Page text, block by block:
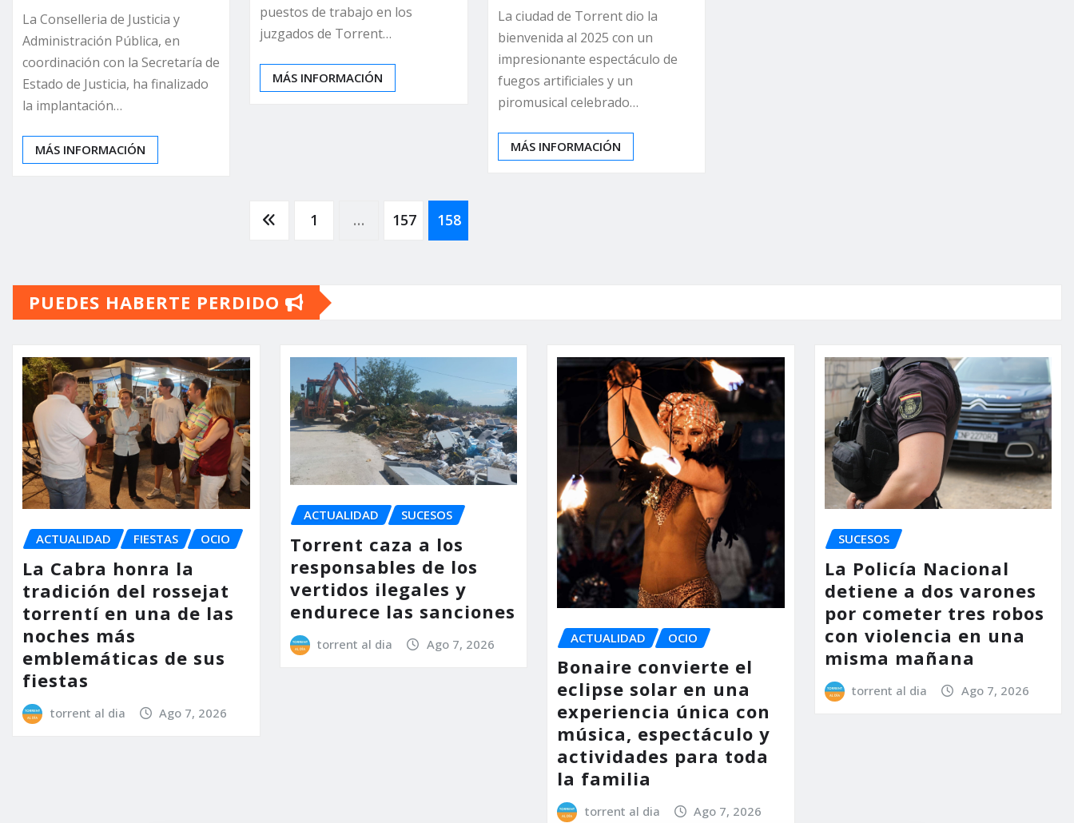
La Conselleria de Justicia y
Administración Pública, en
coordinación con la Secretaría de
Estado de Justicia, ha finalizado
la implantación…
MÁS INFORMACIÓN
puestos de trabajo en los
juzgados de Torrent…
MÁS INFORMACIÓN
La ciudad de Torrent dio la
bienvenida al 2025 con un
impresionante espectáculo de
fuegos artificiales y un
piromusical celebrado…
MÁS INFORMACIÓN
entradas
1 … 157 158
PUEDES HABERTE PERDIDO
ACTUALIDAD FIESTAS OCIO
La Cabra honra la
tradición del rossejat
torrentí en una de las
noches más
emblemáticas de sus
fiestas
torrent al dia Ago 7, 2026
ACTUALIDAD SUCESOS
Torrent caza a los
responsables de los
vertidos ilegales y
endurece las sanciones
torrent al dia Ago 7, 2026 ACTUALIDAD OCIO
Bonaire convierte el
eclipse solar en una
experiencia única con
música, espectáculo y
actividades para toda
la familia
torrent al dia Ago 7, 2026
SUCESOS
La Policía Nacional
detiene a dos varones
por cometer tres robos
con violencia en una
misma mañana
torrent al dia Ago 7, 2026